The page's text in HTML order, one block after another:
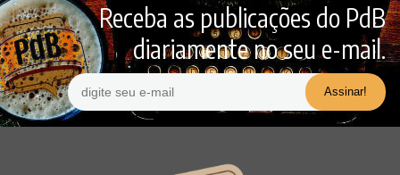
Receba as publicações do PdB
diariamente no seu e-mail.